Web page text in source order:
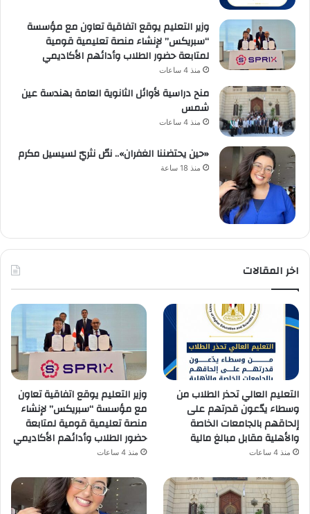
وزير التعليم يوقع اتفاقية تعاون مع مؤسسة
“سبريكس” لإنشاء منصة تعليمية قومية
لمتابعة حضور الطلاب وأدائهم الأكاديمي
منذ 4 ساعات
منح دراسية لأوائل الثانوية العامة بهندسة عين
شمس
منذ 4 ساعات
«حين يحتضننا الغفران».. نصّ نثريّ لسيسيل مكرم
منذ 18 ساعة
اخر المقالات
التعليم العالي تحذر الطلاب من
وسطاء يدّعون قدرتهم على
إلحاقهم بالجامعات الخاصة
والأهلية مقابل مبالغ مالية
منذ 4 ساعات
وزير التعليم يوقع اتفاقية تعاون
مع مؤسسة “سبريكس” لإنشاء
منصة تعليمية قومية لمتابعة
حضور الطلاب وأدائهم الأكاديمي
منذ 4 ساعات